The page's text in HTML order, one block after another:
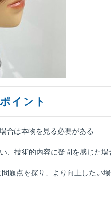
イント
合は本物を見る必要がある
、技術的内容に疑問を感じた場
題点を探り、より向上したい